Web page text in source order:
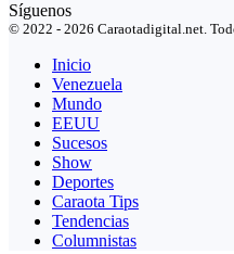
Síguenos
© 2022 - 2026 Caraotadigital.net.
Inicio
Venezuela
Mundo
EEUU
Sucesos
Show
Deportes
Caraota Tips
Tendencias
Columnistas